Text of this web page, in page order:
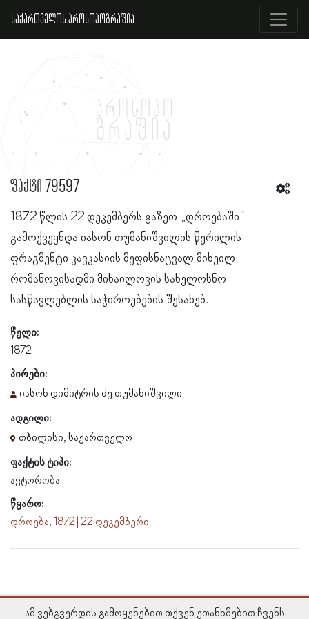
საქართველოს პროსოპოგრაფია
ფაქტი 79597
1872 წლის 22 დეკემბერს გაზეთ „დროებაში“
გამოქვეყნდა იასონ თუმანიშვილის წერილის
ფრაგმენტი კავკასიის მეფისნაცვალ მიხეილ
რომანოვისადმი მიხაილოვის სახელოსნო
სასწავლებლის საჭიროებების შესახებ.
წელი:
1872
პირები:
იასონ დიმიტრის ძე თუმანიშვილი
ადგილი:
თბილისი, საქართველო
ფაქტის ტიპი:
ავტორობა
წყარო:
დროება, 1872 | 22 დეკემბერი
ამ ვებგვერდის გამოყენებით თქვენ ეთანხმებით ჩვენს